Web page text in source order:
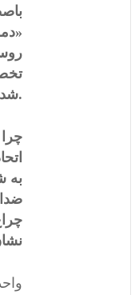
شد.
به